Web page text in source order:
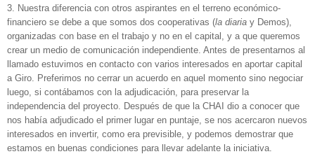
3. Nuestra diferencia con otros aspirantes en el terreno económico-
financiero se debe a que somos dos cooperativas (la diaria y Demos),
organizadas con base en el trabajo y no en el capital, y a que queremos
crear un medio de comunicación independiente. Antes de presentarnos al
llamado estuvimos en contacto con varios interesados en aportar capital
a Giro. Preferimos no cerrar un acuerdo en aquel momento sino negociar
luego, si contábamos con la adjudicación, para preservar la
independencia del proyecto. Después de que la CHAI dio a conocer que
nos había adjudicado el primer lugar en puntaje, se nos acercaron nuevos
interesados en invertir, como era previsible, y podemos demostrar que
estamos en buenas condiciones para llevar adelante la iniciativa.